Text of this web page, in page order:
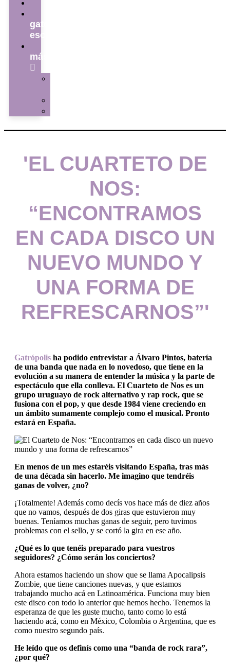
gato
escritor
más
'EL CUARTETO DE
NOS:
“ENCONTRAMOS
EN CADA DISCO UN
NUEVO MUNDO Y
UNA FORMA DE
REFRESCARNOS”'
Gatrópolis ha podido entrevistar a Álvaro Pintos, batería
de una banda que nada en lo novedoso, que tiene en la
evolución a su manera de entender la música y la parte de
espectáculo que ella conlleva. El Cuarteto de Nos es un
grupo uruguayo de rock alternativo y rap rock, que se
fusiona con el pop, y que desde 1984 viene creciendo en
un ámbito sumamente complejo como el musical. Pronto
estará en España.
En menos de un mes estaréis visitando España, tras más
de una década sin hacerlo. Me imagino que tendréis
ganas de volver, ¿no?
¡Totalmente! Además como decís vos hace más de diez años
que no vamos, después de dos giras que estuvieron muy
buenas. Teníamos muchas ganas de seguir, pero tuvimos
problemas con el sello, y se cortó la gira en ese año.
¿Qué es lo que tenéis preparado para vuestros
seguidores? ¿Cómo serán los conciertos?
Ahora estamos haciendo un show que se llama Apocalipsis
Zombie, que tiene canciones nuevas, y que estamos
trabajando mucho acá en Latinoamérica. Funciona muy bien
este disco con todo lo anterior que hemos hecho. Tenemos la
esperanza de que les guste mucho, tanto como lo está
haciendo acá, como en México, Colombia o Argentina, que es
como nuestro segundo país.
He leído que os definís como una “banda de rock rara”,
¿por qué?